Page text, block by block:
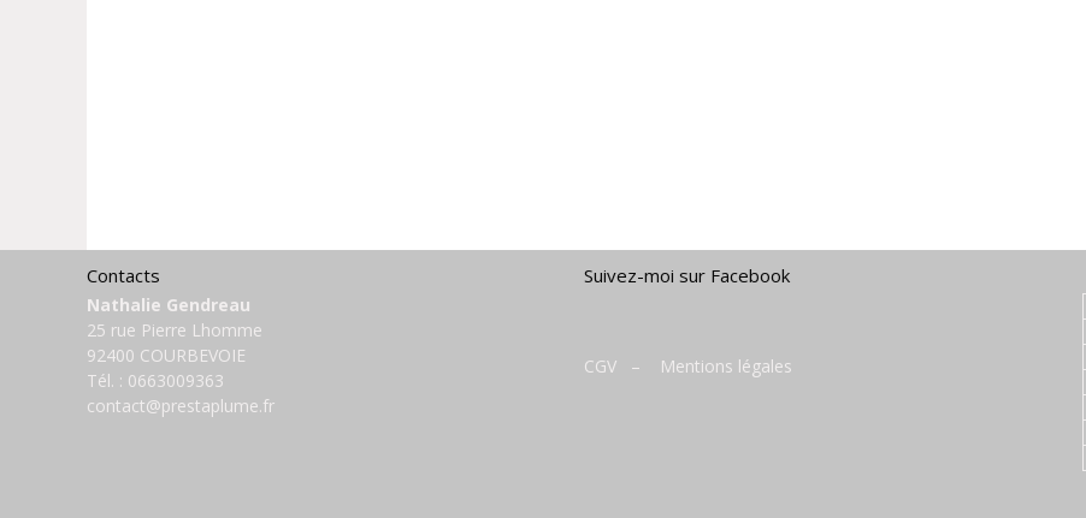
Contacts
Nathalie Gendreau
25 rue Pierre Lhomme
92400 COURBEVOIE
Tél. : 0663009363
contact@prestaplume.fr
Suivez-moi sur Facebook
CGV – Mentions légales